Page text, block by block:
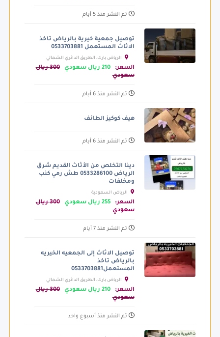
تم النشر منذ 5 أيام
توصيل جمعية خيرية بالرياض تاخذ
الاثاث المستعمل 0533703881
الرياض بارك، الطريق الدائري الشمالي
الفرعي، الرياض السعودية
السعر: 210 ريال سعودي
300 ريال
سعودي
تم النشر منذ 6 أيام
هيف كوكيز الطائف
تم النشر منذ 6 أيام
دينا التخلص من الأثاث القديم شرق
الرياض 0533286100 طش رمي كنب
ومخلفات
السعر: 255 ريال سعودي
300 ريال
سعودي
تم النشر منذ 7 أيام
توصيل الاثاث إلى الجمعيه الخيريه
بالرياض تاخذ
المستعمل0533703881
الرياض بارك، الطريق الدائري الشمالي
الفرعي، الرياض السعودية
السعر: 210 ريال سعودي
300 ريال
سعودي
تم النشر منذ أسبوع واحد